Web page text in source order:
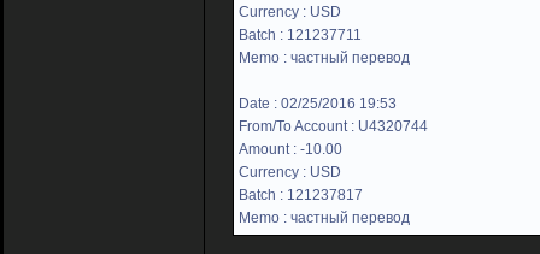
Currency : USD
Batch : 121237711
Memo : частный перевод
Date : 02/25/2016 19:53
From/To Account : U4320744
Amount : -10.00
Currency : USD
Batch : 121237817
Memo : частный перевод